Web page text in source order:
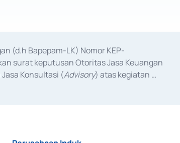
(d.h Bapepam-LK) Nomor KEP-
surat keputusan Otoritas Jasa Keuangan
Konsultasi (Advisory) atas kegiatan